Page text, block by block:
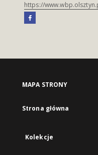
https://
MAPA STRONY
Strona główna
Kolekcje